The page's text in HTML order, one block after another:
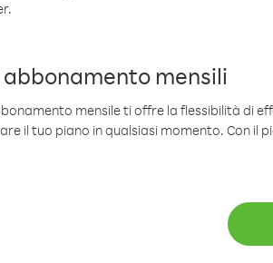
abbonamento mensili
mensile ti offre la flessibilità di
il tuo piano in qualsiasi momento. Con il